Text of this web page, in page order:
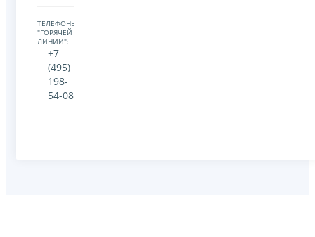
ТЕЛЕФОНЫ
"ГОРЯЧЕЙ
ЛИНИИ":
+7
(495)
198-
54-08